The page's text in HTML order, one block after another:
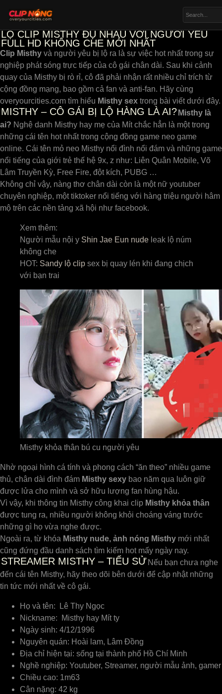
LỘ CLIP MISTHY ĐỤ NHAU VỚI NGƯỜI YÊU
FULL HD KHÔNG CHE MỚI NHẤT
Clip Misthy và người yêu bị lộ ra là sự việc hot nhất trong sự
nghiệp phát sóng trực tiếp của cô gái chân dài. Sau khi cảnh
quay của Misthy bị rò rỉ, cô đã phải nhận rất nhiều chỉ trích từ
cộng đồng mạng, bao gồm cả fan và anti-fan. Hãy cùng
overyourcities.com tìm hiểu Misthy sex trong bài viết dưới đây.
MISTHY – CÔ GÁI BỊ LỘ HÀNG LÀ AI? Misthy là
ai? Nghệ danh Misthy hay mẹ của Mít chắc hẳn là một trong
những cái tên hot nhất trong cộng đồng game neo game
online. Cái tên mỏ neo Misthy nổi đình nổi đám và những game
nổi tiếng của giới trẻ thế hệ 9x, z như: Liên Quân Mobile, Võ
Lâm Truyền Kỳ, Free Fire, đột kích, PUBG …
Không chỉ vậy, nàng thơ chân dài còn là một nữ youtuber
chuyên nghiệp, một tiktoker nổi tiếng với hàng triệu người hâm
mộ trên các nền tảng xã hội như facebook.
Xem thêm:
Người mẫu nội y Shin Jae Eun nude leak lộ núm
không che
HOT: Sandy lộ clip sex bị quay lén khi đang chịch
với bạn trai
Misthy khỏa thân bú cu người yêu
Nhờ ngoại hình cá tính và phong cách “ăn theo” nhiều game
thủ, chân dài đình đám Misthy sexy bao năm qua luôn giữ
được lửa cho mình và sở hữu lượng fan hùng hậu.
Vì vậy, khi thông tin Misthy công khai clip Misthy khỏa thân
được tung ra, nhiều người không khỏi choáng váng trước
những gì họ vừa nghe được.
Ngoài ra, từ khóa Misthy nude, ảnh nóng Misthy mới nhất
cũng đứng đầu danh sách tìm kiếm hot mấy ngày nay.
STREAMER MISTHY – TIỂU SỬ Nếu bạn chưa nghe
đến cái tên Misthy, hãy theo dõi bên dưới để cập nhật những
tin tức mới nhất về cô gái.
Họ và tên: Lê Thy Ngọc
Nickname: Misthy hay Mít ty
Ngày sinh: 4/12/1996
Nguyên quán: Hoài lam, Lâm Đồng
Địa chỉ hiện tại: sống tại thành phố Hồ Chí Minh
Nghề nghiệp: Youtuber, Streamer, người mẫu ảnh, gamer
Chiều cao: 1m63
Cân nặng: 42 kg